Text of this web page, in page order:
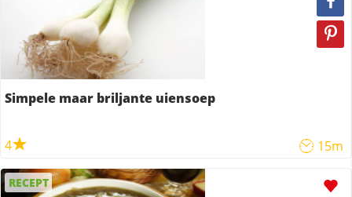
Simpele maar briljante uiensoep
4 15m
RECEPT